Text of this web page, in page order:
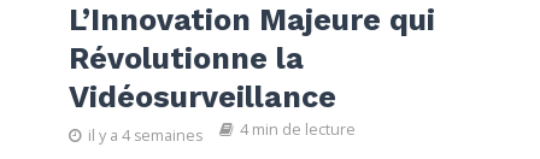
L’Innovation Majeure qui
Révolutionne la
Vidéosurveillance
il y a 4 semaines 4 min de lecture